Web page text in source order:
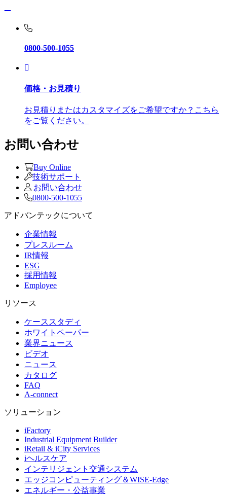
0800-500-1055
価格・お見積り
お見積りまたはカスタマイズをご希望ですか？こちら
をご覧ください。
お問い合わせ
Buy Online
技術サポート
お問い合わせ
0800-500-1055
アドバンテックについて
企業情報
プレスルーム
IR情報
ESG
採用情報
Employee
リソース
ケーススタディ
ホワイトペーパー
業界ニュース
ビデオ
ニュース
カタログ
FAQ
A-connect
ソリューション
iFactory
Industrial Equipment Builder
iRetail & iCity Services
iヘルスケア
インテリジェント交通システム
エッジコンピューティング＆WISE-Edge
エネルギー・公益事業